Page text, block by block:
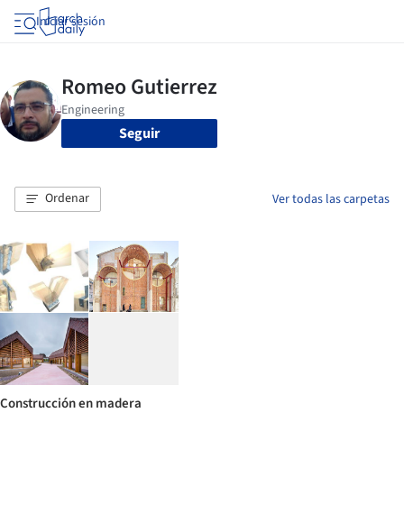
Iniciar sesión
Seguir
Ordenar Ver todas las carpetas
Construcción en madera